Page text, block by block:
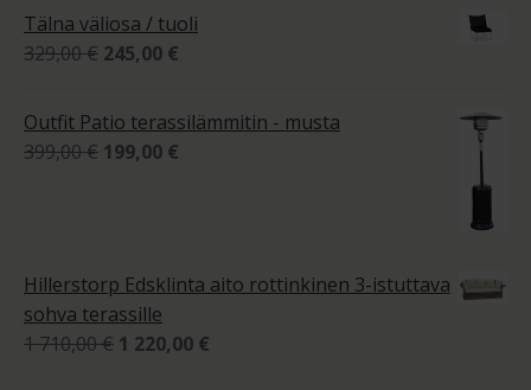
99,00 €
Tälna väliosa / tuoli
329,00€ Alkuperäinen
oli:
329,00 €.
245,00 €
on:
245,00 €.
Outfit Patio terassilämmitin - musta
399,00€ Alkuperäinen
199,00 €
Hillerstorp Edsklinta aito rottinkinen 3-istuttava
sohva terassille
1 710,00€ Alkuperäinen
1 220,00 €